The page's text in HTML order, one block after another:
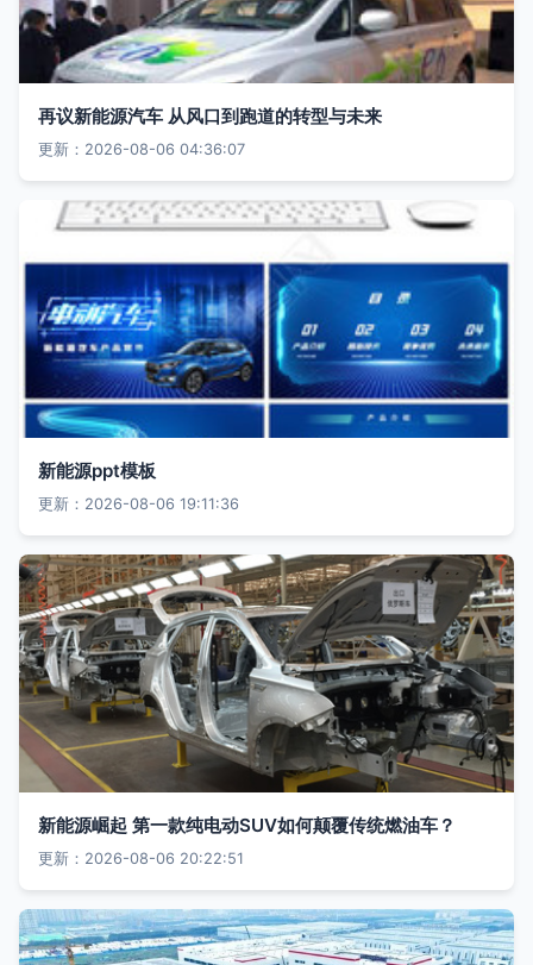
再议新能源汽车 从风口到跑道的转型与未来
更新：2026-08-06 04:36:07
新能源ppt模板
更新：2026-08-06 19:11:36
新能源崛起 第一款纯电动SUV如何颠覆传统燃油车？
更新：2026-08-06 20:22:51